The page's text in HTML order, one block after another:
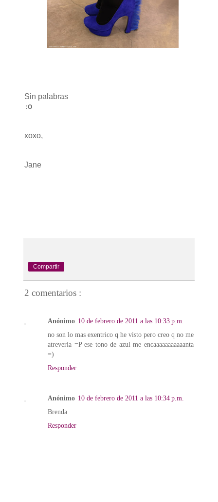
Sin palabras
:O
xoxo,
Jane
Compartir
2 comentarios :
Anónimo 10 de febrero de 2011 a las 10:33 p.m.
no son lo mas exentrico q he visto pero creo q no me
atreveria =P ese tono de azul me encaaaaaaaaaaanta
=)
Responder
Anónimo 10 de febrero de 2011 a las 10:34 p.m.
Brenda
Responder